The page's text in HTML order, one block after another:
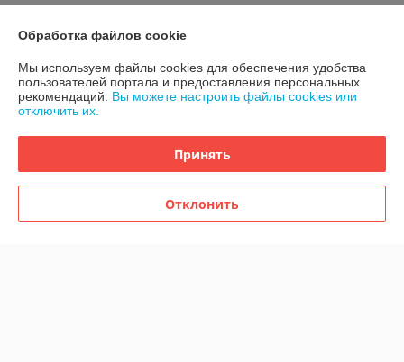
График работы
Полная версия сайта
Сайт создан на платформе Deal.by
Обработка файлов cookie
Мы используем файлы cookies для обеспечения удобства
пользователей портала и предоставления персональных
рекомендаций. Вы можете настроить файлы cookies или
отключить их.
Принять
Отклонить